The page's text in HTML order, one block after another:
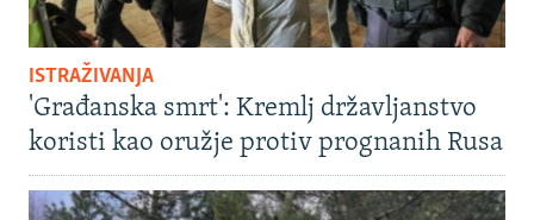
ISTRAŽIVANJA
'Građanska smrt': Kremlj državljanstvo
koristi kao oružje protiv prognanih Rusa